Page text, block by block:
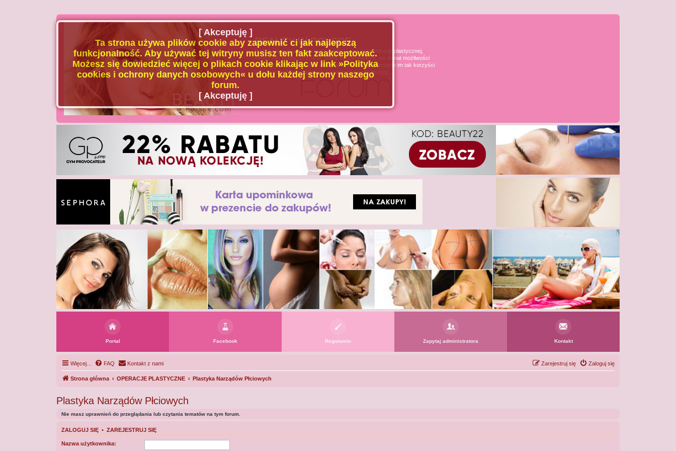
BEAUTY W POLSCE
Naszą misją jest poszerzanie wiedzy u pacjenta chirurgii plastycznej,
medycyny estetycznej oraz dziedzin pokrewnych, na temat możliwości
i ograniczeń tych dziedzin medycyny, oraz uświadamianie im tak korzyści
jak i zagrożeń wynikających z podejmowanych decyzji.
Portal Facebook Regulamin Zapytaj administratora Kontakt
Więcej… FAQ Kontakt z nami Zaloguj się
Zarejestruj się
Strona główna OPERACJE PLASTYCZNE Plastyka Narządów Płciowych
Plastyka Narządów Płciowych
Nie masz uprawnień do przeglądania lub czytania tematów na tym forum.
ZALOGUJ SIĘ • ZAREJESTRUJ SIĘ
Nazwa użytkownika:
[ Akceptuję ]
Ta strona używa plików cookie aby zapewnić ci jak najlepszą
funkcjonalność. Aby używać tej witryny musisz ten fakt zaakceptować.
Możesz się dowiedzieć więcej o plikach cookie klikając w link »Polityka
cookies i ochrony danych osobowych« u dołu każdej strony naszego
forum.
[ Akceptuję ]